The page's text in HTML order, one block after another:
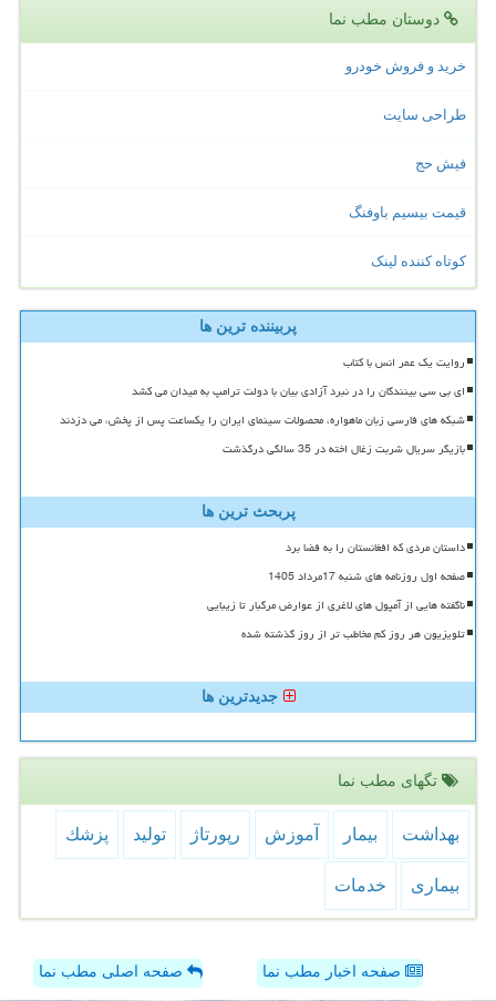
دوستان مطب نما
خرید و فروش خودرو
طراحی سایت
فیش حج
قیمت بیسیم باوفنگ
کوتاه کننده لینک
پربیننده ترین ها
روایت یک عمر انس با کتاب
ای بی سی بینندگان را در نبرد آزادی بیان با دولت ترامپ به میدان می کشد
شبکه های فارسی زبان ماهواره، محصولات سینمای ایران را یکساعت پس از پخش، می دزدند
بازیگر سریال شربت زغال اخته در 35 سالگی درگذشت
پربحث ترین ها
داستان مردی که افغانستان را به فضا برد
صفحه اول روزنامه های شنبه 17مرداد 1405
ناگفته هایی از آمپول های لاغری از عوارض مرگبار تا زیبایی
تلویزیون هر روز کم مخاطب تر از روز گذشته شده
جدیدترین ها
تگهای مطب نما
بهداشت بیمار آموزش رپورتاژ تولید پزشك
بیماری خدمات
صفحه اخبار مطب نما صفحه اصلی مطب نما